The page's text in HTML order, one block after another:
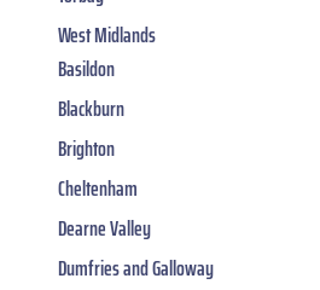
West Midlands
Basildon
Blackburn
Brighton
Cheltenham
Dearne Valley
Dumfries and Galloway